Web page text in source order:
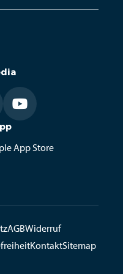

AGBWiderruf
KontaktSitemap